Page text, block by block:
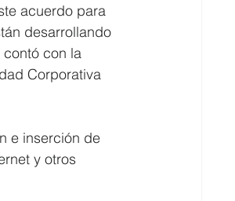
acuerdo para
desarrollando
con la
Corporativa
e inserción de
y otros